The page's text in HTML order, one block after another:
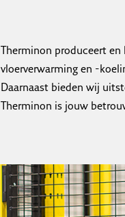
Therminon produceert
vloerverwarming en -
Daarnaast bieden wij
Therminon is jouw